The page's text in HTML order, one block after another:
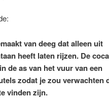
van deeg dat alleen uit
heeft laten rijzen. De coca
de as van het vuur van een
zodat je zou verwachten
vinden zijn.